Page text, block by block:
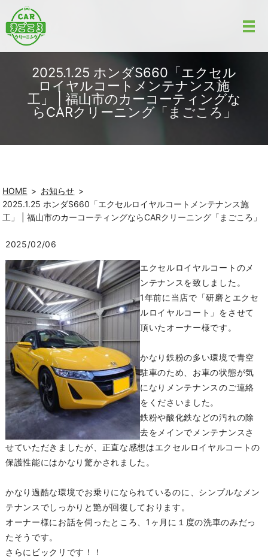
2025.1.25 ホンダS660「エクセル
ロイヤルコートメンテナンス施
工」 | 福山市のカーコーティングな
らCARクリーニング「まごころ」
HOME
お知らせ
2025.1.25 ホンダS660「エクセルロイヤルコートメンテナンス施
工」 | 福山市のカーコーティングならCARクリーニング「まごころ」
2025/02/06
エクセルロイヤルコートのメ
ンテナンスを致しました。
1年前に当店で「研磨とエクセ
ルロイヤルコート」をさせて
頂いたオーナー様です。
かなり鉄粉の多い環境で青空
駐車のため、お車の状態が気
になりメンテナンスのご連絡
をくださいました。
鉄粉や酸化鉄などの汚れの除
去をメインでメンテナンスさ
せていただきましたが、正直な感想はエクセルロイヤルコートの
保護性能にはかなり驚かされました。
かなり過酷な環境でお乗りになられているのに、シンプルなメン
テナンスでしっかりと艶が回復しております。
オーナー様にお話を伺ったところ、1ヶ月に１度の洗車のみだっ
たそうです。
さらにビックリです！！